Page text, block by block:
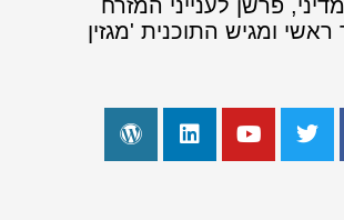
פרשן לענייני המזרח
ראשי ומגיש התוכנית 'מגזין